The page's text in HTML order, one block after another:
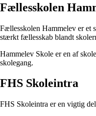
Fællesskolen
Fællesskolen Hammelev er et
stærkt fællesskab blandt
Hammelev Skole er en af
skolegang.
FHS Skoleintra
FHS Skoleintra er en vigtig